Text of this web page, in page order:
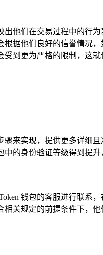
他们在交易过程中的行
据他们良好的信誉情况
到更为严格的限制，这
来实现，提供更多详细
的身份验证等级得到提
钱包的客服进行联系
关规定的前提条件下，